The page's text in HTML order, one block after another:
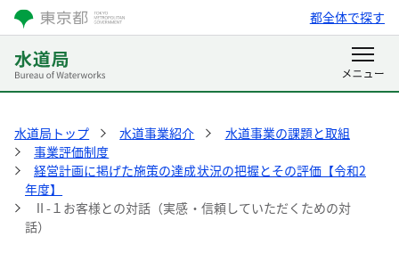
都全体で探す
水道局トップ 水道事業紹介
水道事業の課題と取組
事業評価制度
経営計画に掲げた施策の達成状況の把握とその評価【令和2
年度】
Ⅱ-１お客様との対話（実感・信頼していただくための対
話）